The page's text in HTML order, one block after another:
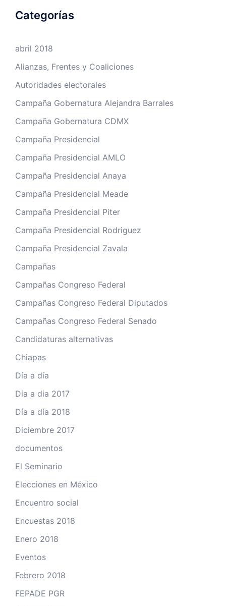
Categorías
abril 2018
Alianzas, Frentes y Coaliciones
Autoridades electorales
Campaña Gobernatura Alejandra Barrales
Campaña Gobernatura CDMX
Campaña Presidencial
Campaña Presidencial AMLO
Campaña Presidencial Anaya
Campaña Presidencial Meade
Campaña Presidencial Piter
Campaña Presidencial Rodriguez
Campaña Presidencial Zavala
Campañas
Campañas Congreso Federal
Campañas Congreso Federal Diputados
Campañas Congreso Federal Senado
Candidaturas alternativas
Chiapas
Día a día
Dia a dia 2017
Día a día 2018
Diciembre 2017
documentos
El Seminario
Elecciones en México
Encuentro social
Encuestas 2018
Enero 2018
Eventos
Febrero 2018
FEPADE PGR